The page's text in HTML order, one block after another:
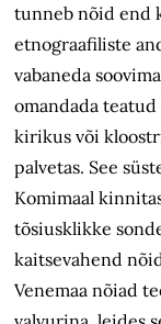
tunneb nõid end
etnograafiliste
vabaneda
omandada
kirikus või
palvetas. See
Komimaal
tõsiusklikke
kaitsevahend
Venemaa nõiad